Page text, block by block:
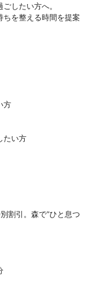
したい方へ。
ちを整える時間を提案
方
たい方
割引。森で“ひと息つ